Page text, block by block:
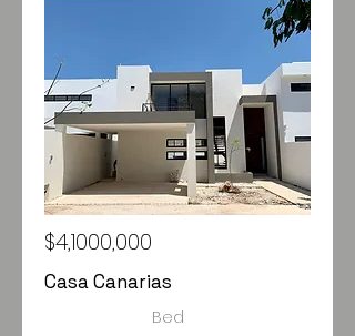
$4,1000,000
Casa Canarias
Bed